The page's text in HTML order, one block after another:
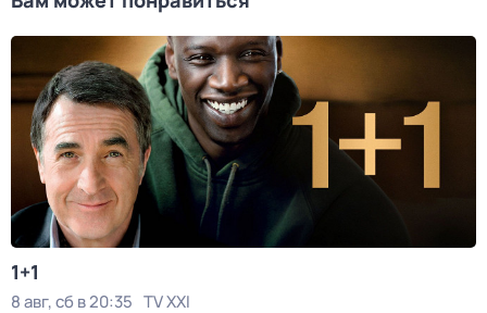
1+1
8 авг, сб в 20:35 TV XXI